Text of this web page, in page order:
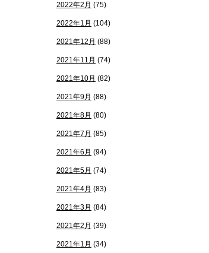
2022年2月 (75)
2022年1月 (104)
2021年12月 (88)
2021年11月 (74)
2021年10月 (82)
2021年9月 (88)
2021年8月 (80)
2021年7月 (85)
2021年6月 (94)
2021年5月 (74)
2021年4月 (83)
2021年3月 (84)
2021年2月 (39)
2021年1月 (34)